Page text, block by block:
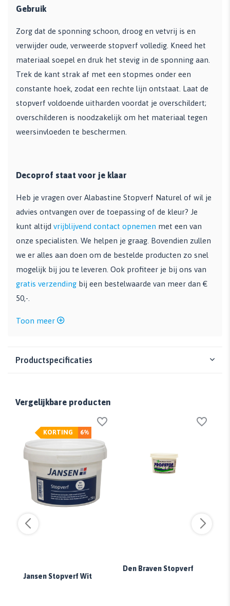
Gebruik
Zorg dat de sponning schoon, droog en vetvrij is en
verwijder oude, verweerde stopverf volledig. Kneed het
materiaal soepel en druk het stevig in de sponning aan.
Trek de kant strak af met een stopmes onder een
constante hoek, zodat een rechte lijn ontstaat. Laat de
stopverf voldoende uitharden voordat je overschildert;
overschilderen is noodzakelijk om het materiaal tegen
weersinvloeden te beschermen.
Decoprof staat voor je klaar
Heb je vragen over Alabastine Stopverf Naturel of wil je
advies ontvangen over de toepassing of de kleur? Je
kunt altijd vrijblijvend contact opnemen met een van
onze specialisten. We helpen je graag. Bovendien zullen
we er alles aan doen om de bestelde producten zo snel
mogelijk bij jou te leveren. Ook profiteer je bij ons van
gratis verzending bij een bestelwaarde van meer dan €
50,-.
Toon meer
Productspecificaties
Vergelijkbare producten
6%
KORTING
Jansen Stopverf Wit
Den Braven Stopverf